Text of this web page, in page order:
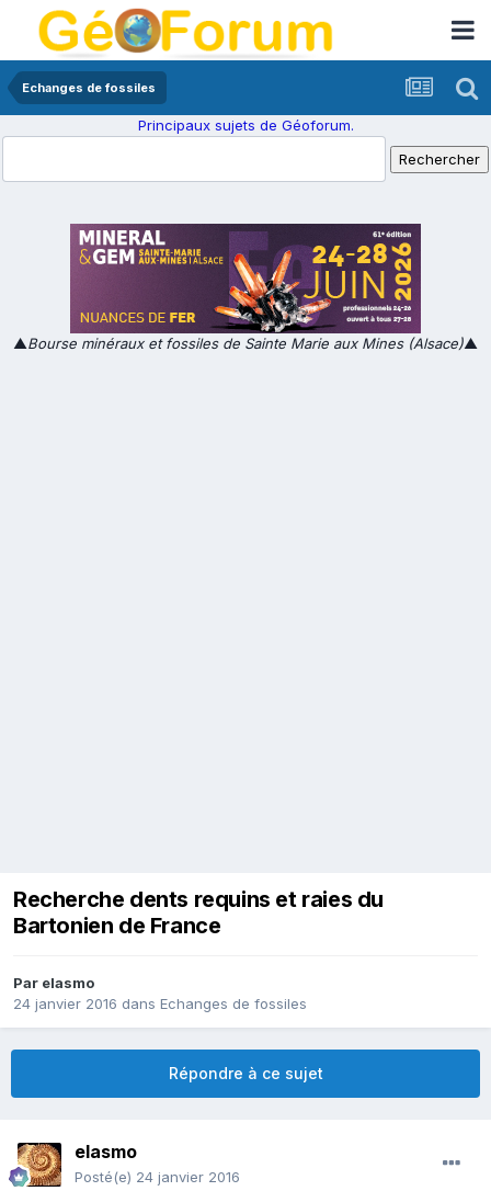
Echanges de fossiles
Principaux sujets de Géoforum.
▲Bourse minéraux et fossiles de Sainte Marie aux Mines (Alsace)▲
Recherche dents requins et raies du
Bartonien de France
Par elasmo
24 janvier 2016 dans Echanges de fossiles
Répondre à ce sujet
elasmo
Posté(e) 24 janvier 2016